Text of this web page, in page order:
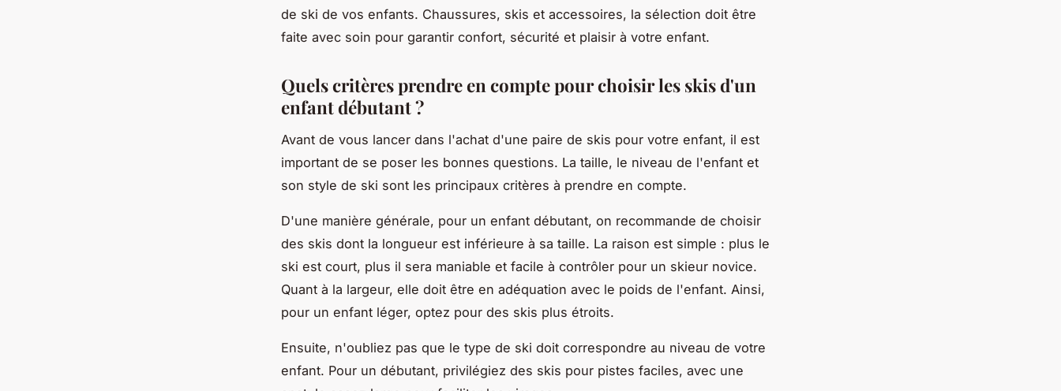
de ski de vos enfants. Chaussures, skis et accessoires, la sélection doit être
faite avec soin pour garantir confort, sécurité et plaisir à votre enfant.
Quels critères prendre en compte pour choisir les skis d'un
enfant débutant ?
Avant de vous lancer dans l'achat d'une paire de skis pour votre enfant, il est
important de se poser les bonnes questions. La taille, le niveau de l'enfant et
son style de ski sont les principaux critères à prendre en compte.
D'une manière générale, pour un enfant débutant, on recommande de choisir
des skis dont la longueur est inférieure à sa taille. La raison est simple : plus le
ski est court, plus il sera maniable et facile à contrôler pour un skieur novice.
Quant à la largeur, elle doit être en adéquation avec le poids de l'enfant. Ainsi,
pour un enfant léger, optez pour des skis plus étroits.
Ensuite, n'oubliez pas que le type de ski doit correspondre au niveau de votre
enfant. Pour un débutant, privilégiez des skis pour pistes faciles, avec une